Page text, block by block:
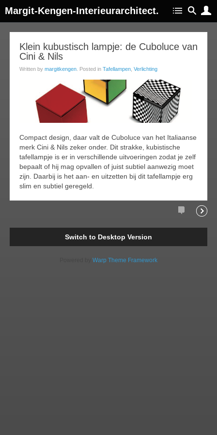
Margit-Kengen-Interieurarchitect.
Klein kubustisch lampje: de Cuboluce van
Cini & Nils
Written by margitkengen . Posted in Tafellampen Verlichting
Compact design, daar valt de Cuboluce van het Italiaanse
merk Cini & Nils zeker onder. Dit strakke, kubistische
tafellampje is er in verschillende uitvoeringen zodat je zelf
bepaalt of hij mag opvallen of juist subtiel aanwezig moet
zijn. Daarbij is het aan- en uitzetten bij dit tafellampje erg
slim en subtiel geregeld.
Comments
Switch to Desktop Version
Warp Theme Framework